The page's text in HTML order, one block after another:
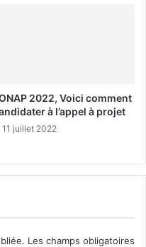
2022, Voici comment
à l’appel à projet
11 juillet 2022
Les champs obligatoires